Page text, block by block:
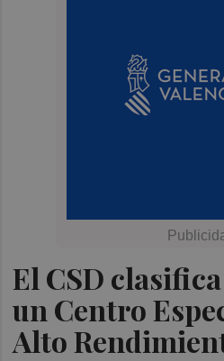
El CSD
un Centro
Alto